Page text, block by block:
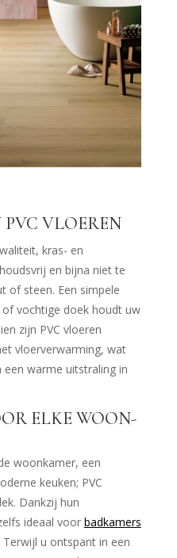
VLOEREN
kras- en
en bijna niet te
of steen. Een simpele
vochtige doek houdt uw
zijn PVC vloeren
vloerverwarming, wat
warme uitstraling in
ELKE WOON-
woonkamer, een
keuken; PVC
Dankzij hun
ideaal voor badkamers
u ontspant in een